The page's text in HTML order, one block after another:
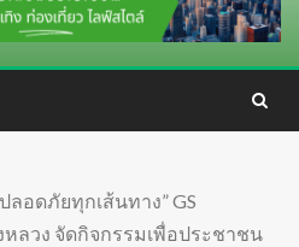
ลอดภัยทุกเส้นทาง” GS
หลวง จัดกิจกรรมเพื่อประชาชน